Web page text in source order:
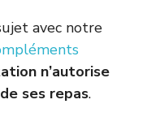
avec notre
n’autorise
ses repas.